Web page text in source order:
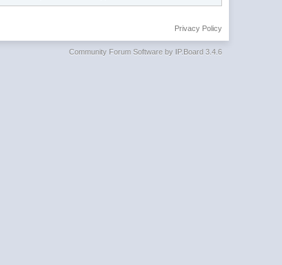
Privacy Policy
Community Forum Software by IP.Board 3.4.6